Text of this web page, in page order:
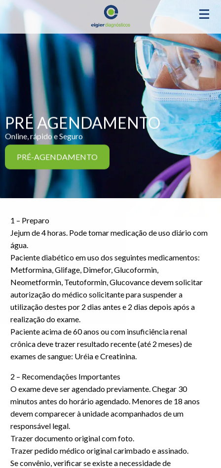
PRÉ AGENDAMENTO
Online, rápido e Seguro
PRÉ-AGENDAMENTO
1 – Preparo
Jejum de 4 horas. Pode tomar medicação de uso diário com
água.
Paciente diabético em uso dos seguintes medicamentos:
Metformina, Glifage, Dimefor, Glucoformin,
Neometformin, Teutoformin, Glucovance devem solicitar
autorização do médico solicitante para suspender a
utilização destes por 2 dias antes e 2 dias depois após a
realização do exame.
Paciente acima de 60 anos ou com insuficiência renal
crônica deve trazer resultado recente (até 2 meses) de
exames de sangue: Uréia e Creatinina.
2 – Recomendações Importantes
O exame deve ser agendado previamente. Chegar 30
minutos antes do horário agendado. Menores de 18 anos
devem comparecer à unidade acompanhados de um
responsável legal.
Trazer documento original com foto.
Trazer pedido médico original carimbado e assinado.
Se convênio, verificar se existe a necessidade de